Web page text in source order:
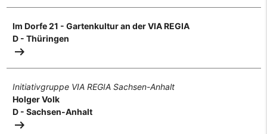
Im Dorfe 21 - Gartenkultur an der VIA REGIA
D - Thüringen
arrow_right_alt
Initiativgruppe VIA REGIA Sachsen-Anhalt
Holger Volk
D - Sachsen-Anhalt
arrow_right_alt